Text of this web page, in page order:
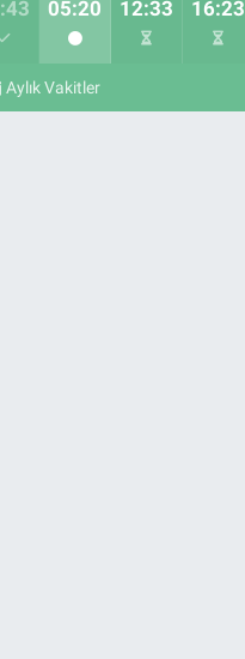
05:20 12:33 16:23
Aylık Vakitler